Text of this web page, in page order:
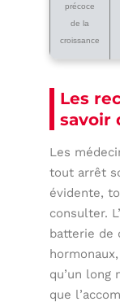
précoce
de la
croissance
Les
savoir
Les
tout arrêt
évidente,
consulter.
batterie de
qu’un long
que